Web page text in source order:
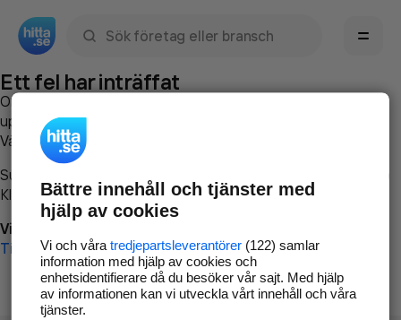
Ett fel har inträffat
Om du vill kan du
uppstod så att vi lättare och snabbare kan avhjälpa det.
Vänligen försök med följande:
Surfa till
Klicka påTillbaka-knappen i webbläsaren och försök igen
Vi beklagar besväret!
Till startsidan
Bättre innehåll och tjänster med
hjälp av cookies
Vi och våra tredjepartsleverantörer(122) samlar
information med hjälp av cookies och
enhetsidentifierare då du besöker vår sajt. Med hjälp
av informationen kan vi utveckla vårt innehåll och våra
tjänster.